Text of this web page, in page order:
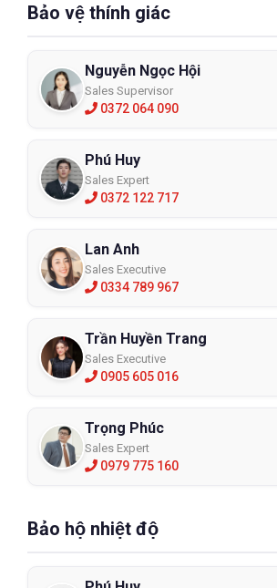
Bảo vệ thính giác
Nguyễn Ngọc Hội
Sales Supervisor
0372 064 090
Phú Huy
Sales Expert
0372 122 717
Lan Anh
Sales Executive
0334 789 967
Trần Huyền Trang
Sales Executive
0905 605 016
Trọng Phúc
Sales Expert
0979 775 160
Bảo hộ nhiệt độ